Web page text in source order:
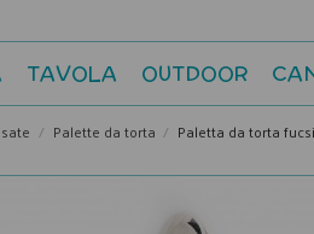
TAVOLA OUTDOOR
Palette da torta Paletta da torta